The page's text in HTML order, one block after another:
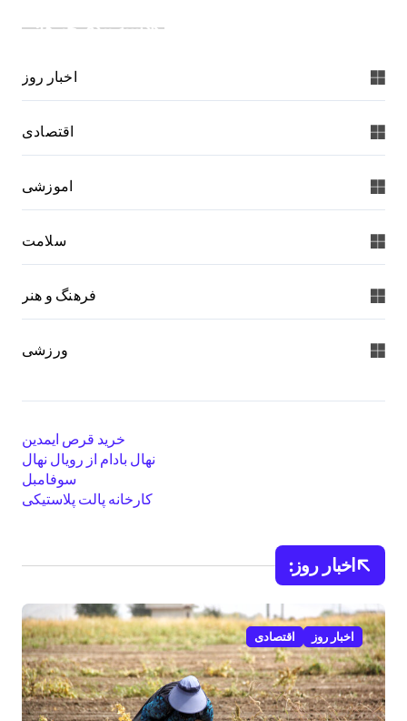
دسته بندی خبرها:
اخبار روز
اقتصادی
اموزشی
سلامت
فرهنگ و هنر
ورزشی
خرید قرص ایمدین
نهال بادام از رویال نهال
سوفامبل
کارخانه پالت پلاستیکی
اخبار روز:
اخبار روز اقتصادی